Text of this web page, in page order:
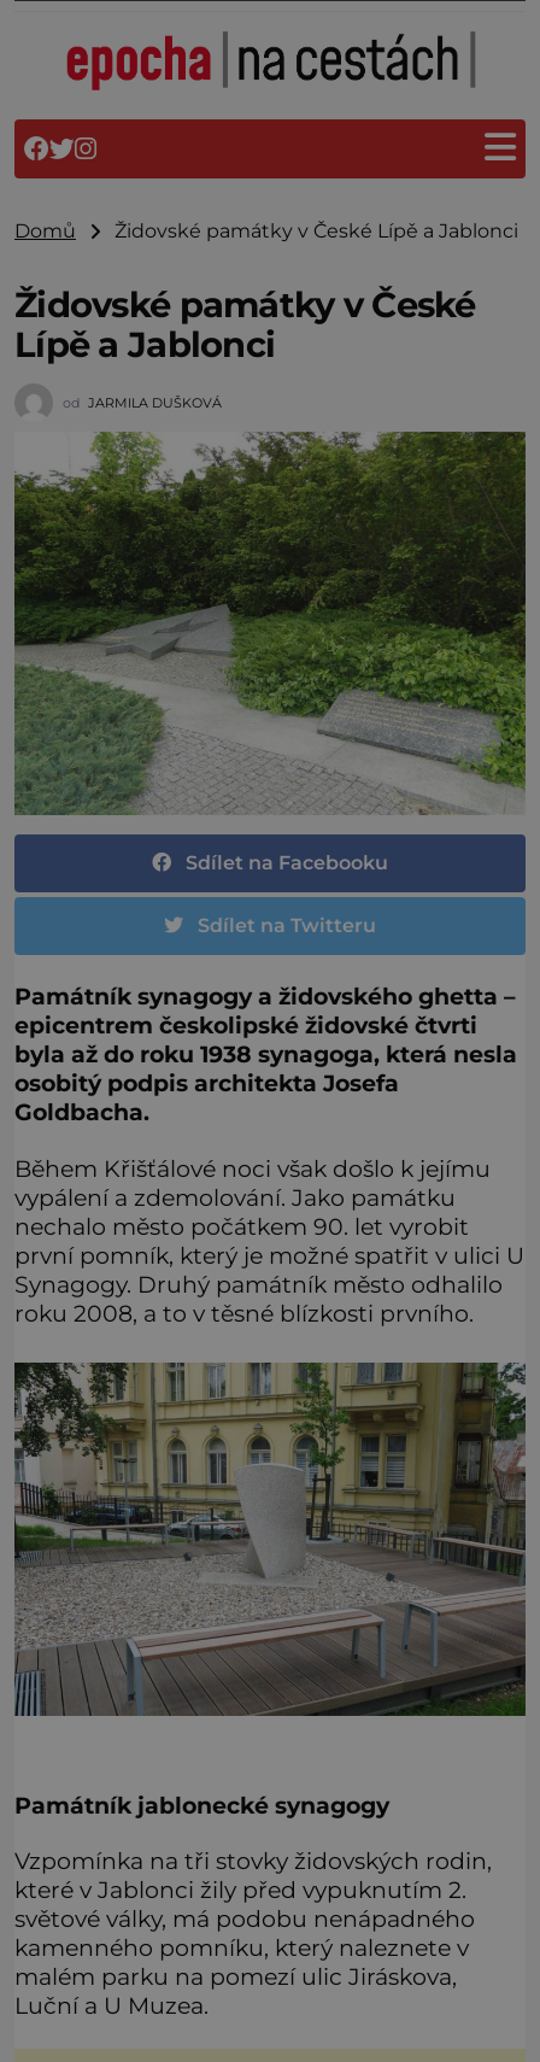
Domů Židovské památky v České Lípě a Jablonci
Židovské památky v České
Lípě a Jablonci
od JARMILA DUŠKOVÁ
Sdílet na Facebooku
Sdílet na Twitteru
Památník synagogy a židovského ghetta –
epicentrem českolipské židovské čtvrti
byla až do roku 1938 synagoga, která nesla
osobitý podpis architekta Josefa
Goldbacha.
Během Křišťálové noci však došlo k jejímu
vypálení a zdemolování. Jako památku
nechalo město počátkem 90. let vyrobit
první pomník, který je možné spatřit v ulici U
Synagogy. Druhý památník město odhalilo
roku 2008, a to v těsné blízkosti prvního.
Památník jablonecké synagogy
Vzpomínka na tři stovky židovských rodin,
které v Jablonci žily před vypuknutím 2.
světové války, má podobu nenápadného
kamenného pomníku, který naleznete v
malém parku na pomezí ulic Jiráskova,
Luční a U Muzea.